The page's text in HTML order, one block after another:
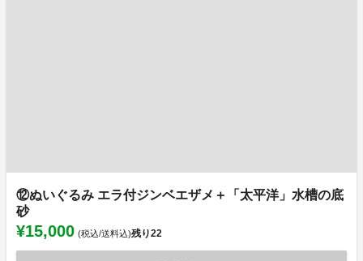
⑫ぬいぐるみ エラ付ジンベエザメ＋「太平洋」水槽の底
砂
¥15,000 (税込/送料込)残り22